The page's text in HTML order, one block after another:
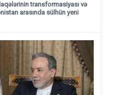
transformasiyası və
arasında sülhün yeni